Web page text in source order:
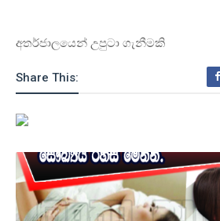
අතර්ජාලයෙන් උපුටා ගැනීමකි
Share This: